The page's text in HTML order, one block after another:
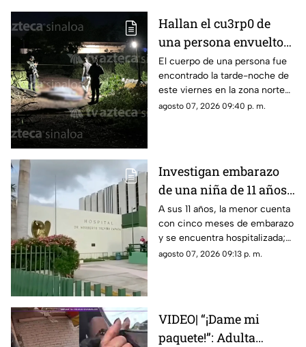
Hallan el cu3rp0 de
una persona envuelto
en colchonetas, en Los
Cerritos, Culiacán
El cuerpo de una persona fue
encontrado la tarde-noche de
este viernes en la zona norte
de Culiacán
agosto 07, 2026 09:40 p. m.
Investigan embarazo
de una niña de 11 años;
Nohemí quedó
internada con cinco
meses de gestación
A sus 11 años, la menor cuenta
con cinco meses de embarazo
y se encuentra hospitalizada;
autoridades investigan el caso
agosto 07, 2026 09:13 p. m.
VIDEO| “¡Dame mi
paquete!”: Adulta